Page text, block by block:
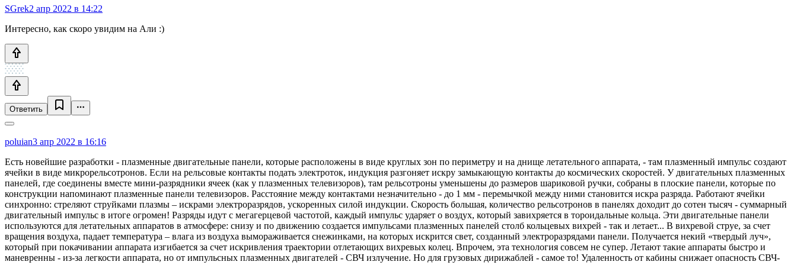
SGrek2 апр 2022 в 14:22
Интересно, как скоро увидим на Али :)
Ответить
poluian3 апр 2022 в 16:16
Есть новейшие разработки - плазменные двигательные панели, которые расположены в виде круглых зон по периметру и на днище летательного аппарата, - там плазменный импульс создают
ячейки в виде микрорельсотронов. Если на рельсовые контакты подать электроток, индукция разгоняет искру замыкающую контакты до космических скоростей. У двигательных плазменных
панелей, где соединены вместе мини-разрядники ячеек (как у плазменных телевизоров), там рельсотроны уменьшены до размеров шариковой ручки, собраны в плоские панели, которые по
конструкции напоминают плазменные панели телевизоров. Расстояние между контактами незначительно - до 1 мм - перемычкой между ними становится искра разряда. Работают ячейки
синхронно: стреляют струйками плазмы – искрами электроразрядов, ускоренных силой индукции. Скорость большая, количество рельсотронов в панелях доходит до сотен тысяч - суммарный
двигательный импульс в итоге огромен! Разряды идут с мегагерцевой частотой, каждый импульс ударяет о воздух, который завихряется в тороидальные кольца. Эти двигательные панели
используются для летательных аппаратов в атмосфере: снизу и по движению создается импульсами плазменных панелей столб кольцевых вихрей - так и летает... В вихревой струе, за счет
вращения воздуха, падает температура – влага из воздуха вымораживается снежинками, на которых искрится свет, созданный электроразрядами панели. Получается некий «твердый луч»,
который при покачивании аппарата изгибается за счет искривления траектории отлетающих вихревых колец. Впрочем, эта технология совсем не супер. Летают такие аппараты быстро и
маневренны - из-за легкости аппарата, но от импульсных плазменных двигателей - СВЧ излучение. Но для грузовых дирижаблей - самое то! Удаленность от кабины снижает опасность СВЧ-